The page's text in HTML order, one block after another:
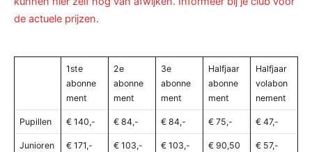
de actuele prijzen.
1ste
abonne
ment
2e
abonne
ment
3e
abonne
ment
Halfjaar
abonne
ment
Halfjaar
volabon
nement
Pupillen € 140,- € 84,- € 84,- € 75,- € 47,-
Junioren € 171,- € 103,- € 103,- € 90,50 € 57,-